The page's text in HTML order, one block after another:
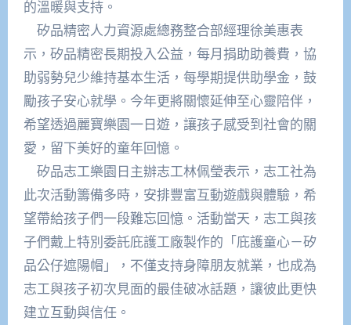
的溫暖與支持。
矽品精密人力資源處總務整合部經理徐美惠表
示，矽品精密長期投入公益，每月捐助助養費，協
助弱勢兒少維持基本生活，每學期提供助學金，鼓
勵孩子安心就學。今年更將關懷延伸至心靈陪伴，
希望透過麗寶樂園一日遊，讓孩子感受到社會的關
愛，留下美好的童年回憶。
矽品志工樂園日主辦志工林佩瑩表示，志工社為
此次活動籌備多時，安排豐富互動遊戲與體驗，希
望帶給孩子們一段難忘回憶。活動當天，志工與孩
子們戴上特別委託庇護工廠製作的「庇護童心－矽
品公仔遮陽帽」，不僅支持身障朋友就業，也成為
志工與孩子初次見面的最佳破冰話題，讓彼此更快
建立互動與信任。